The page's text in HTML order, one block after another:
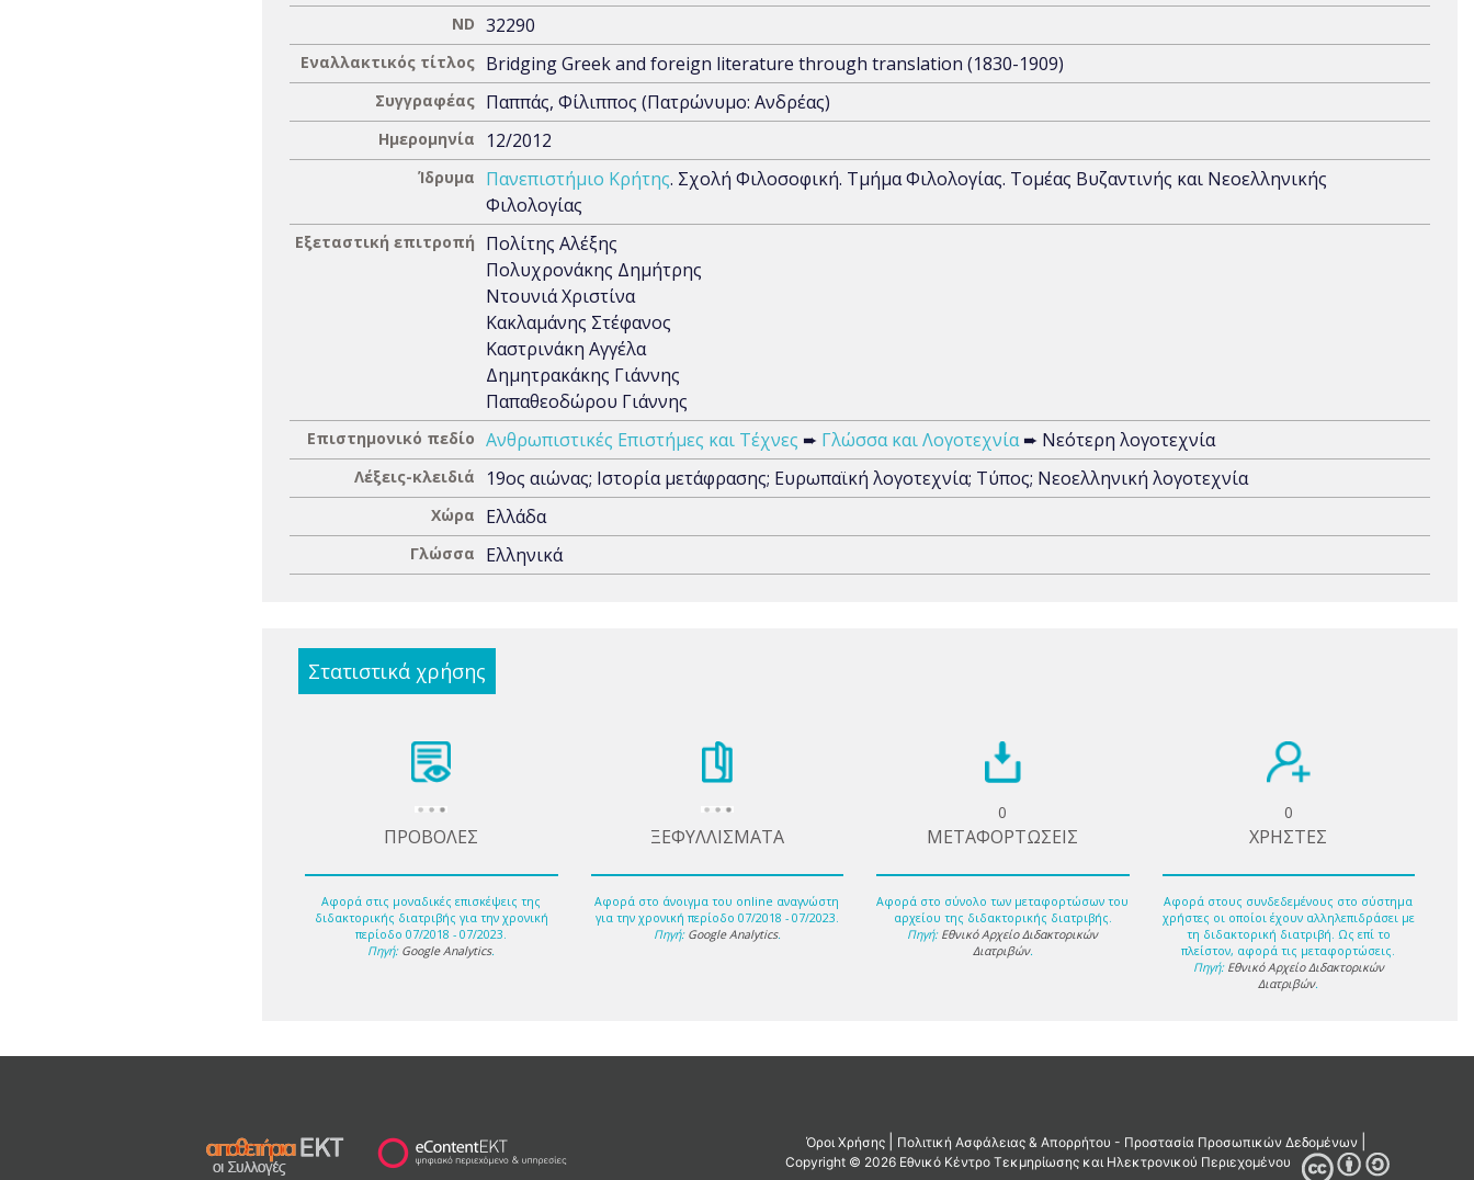
ND 32290
Εναλλακτικός τίτλος Bridging Greek and foreign literature through translation (1830-1909)
Συγγραφέας Παππάς, Φίλιππος (Πατρώνυμο: Ανδρέας)
Ημερομηνία 12/2012
Ίδρυμα Πανεπιστήμιο Κρήτης. Σχολή Φιλοσοφική. Τμήμα Φιλολογίας. Τομέας Βυζαντινής και Νεοελληνικής
Φιλολογίας
Εξεταστική επιτροπή
Πολίτης Αλέξης
Πολυχρονάκης Δημήτρης
Ντουνιά Χριστίνα
Κακλαμάνης Στέφανος
Καστρινάκη Αγγέλα
Δημητρακάκης Γιάννης
Παπαθεοδώρου Γιάννης
Επιστημονικό πεδίο Ανθρωπιστικές Επιστήμες και Τέχνες ➨ Γλώσσα και Λογοτεχνία➨ Νεότερη λογοτεχνία
Λέξεις-κλειδιά 19oς αιώνας; Ιστορία μετάφρασης; Ευρωπαϊκή λογοτεχνία; Τύπος; Nεοελληνική λογοτεχνία
Χώρα Ελλάδα
Γλώσσα Ελληνικά
Στατιστικά χρήσης
ΠΡΟΒΟΛΕΣ
Αφορά στις μοναδικές επισκέψεις της
διδακτορικής διατριβής για την χρονική
περίοδο 07/2018 - 07/2023.
Πηγή: Google Analytics.
ΞΕΦΥΛΛΙΣΜΑΤΑ
Αφορά στο άνοιγμα του online αναγνώστη
για την χρονική περίοδο 07/2018 - 07/2023.
Πηγή: Google Analytics.
0
ΜΕΤΑΦΟΡΤΩΣΕΙΣ
Αφορά στο σύνολο των μεταφορτώσων του
αρχείου της διδακτορικής διατριβής.
Πηγή: Εθνικό Αρχείο Διδακτορικών
Διατριβών.
0
ΧΡΗΣΤΕΣ
Αφορά στους συνδεδεμένους στο σύστημα
χρήστες οι οποίοι έχουν αλληλεπιδράσει με
τη διδακτορική διατριβή. Ως επί το
πλείστον, αφορά τις μεταφορτώσεις.
Πηγή: Εθνικό Αρχείο Διδακτορικών
Διατριβών.